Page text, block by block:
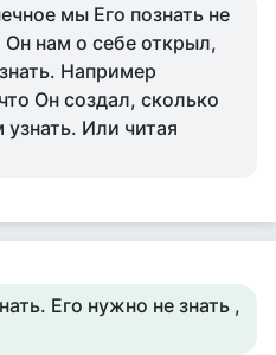
мы Его познать не
нам о себе открыл,
Например
Он создал, сколько
Или читая
Его нужно не знать ,